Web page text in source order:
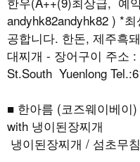
andyhk82andyhk82 ) *
공합니다. 한돈, 제주흑
대찌개 - 장어구이 주소 :
St.South Yuenlong
■ 한아름 (코즈웨이베
with 냉이된장찌개
냉이된장찌개 / 섬초무